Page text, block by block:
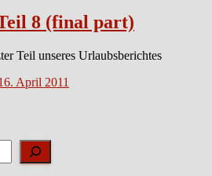
8 (final part)
Teil unseres Urlaubsberichtes
April 2011